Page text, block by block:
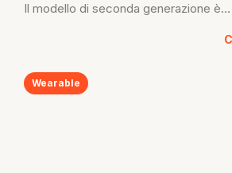
Il modello di seconda generazione è...
Wearable